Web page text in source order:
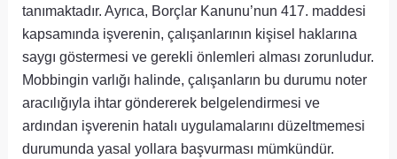
tanımaktadır. Ayrıca, Borçlar Kanunu’nun 417. maddesi
kapsamında işverenin, çalışanlarının kişisel haklarına
saygı göstermesi ve gerekli önlemleri alması zorunludur.
Mobbingin varlığı halinde, çalışanların bu durumu noter
aracılığıyla ihtar göndererek belgelendirmesi ve
ardından işverenin hatalı uygulamalarını düzeltmemesi
durumunda yasal yollara başvurması mümkündür.